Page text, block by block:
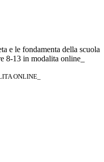
e le fondamenta della scuola
8-13 in modalita online_
ONLINE_